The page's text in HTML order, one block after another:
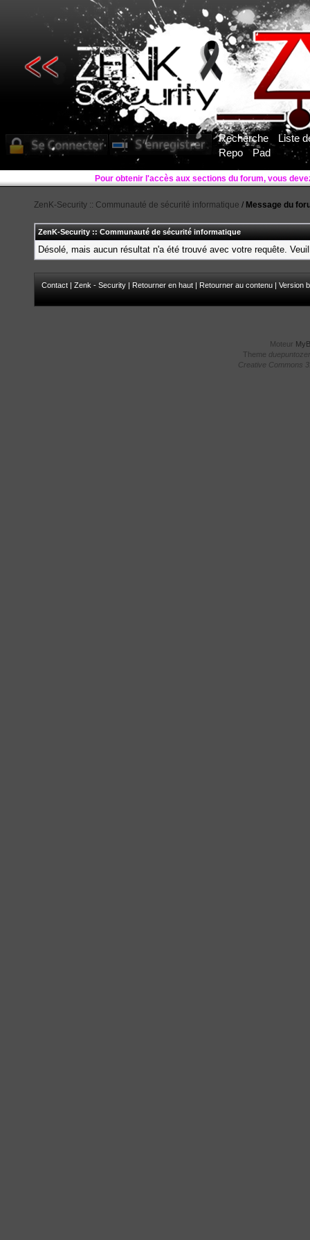
Recherche
Liste
Repo
Pad
ZenK-Security :: Communauté de sécurité informatique / Message du
ZenK-Security :: Communauté de sécurité informatique
Désolé, mais aucun résultat n'a été trouvé avec votre requête.
Contact | Zenk - Security | Retourner en haut | Retourner au contenu | Version
Moteur
Theme
Creative Commons